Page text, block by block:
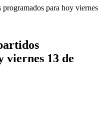
para hoy viernes
viernes 13 de